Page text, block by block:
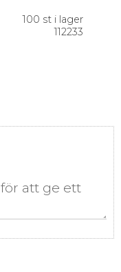
100 st i lager
112233